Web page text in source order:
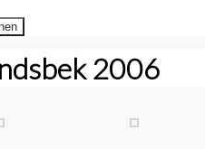
2006